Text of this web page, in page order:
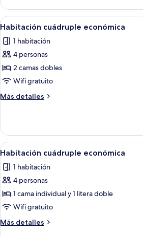
cuádruple
económica
Abrir
todas
las
fotos
de
Habitación
cuádruple
económica
1
Habitación cuádruple económica
1 habitación
4 personas
2 camas dobles
Wifi gratuito
Más detalles
Más
cuádruple
económica
Abrir
todas
las
fotos
de
Habitación
cuádruple
económica
1
Habitación cuádruple económica
1 habitación
4 personas
1 cama individual y 1 litera doble
Wifi gratuito
Más detalles
Más